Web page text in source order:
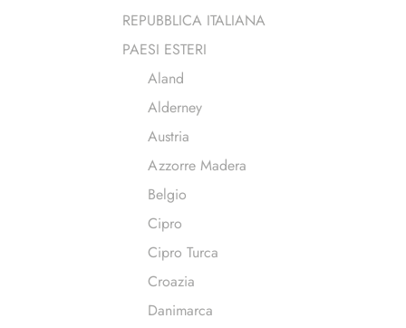
REPUBBLICA ITALIANA
PAESI ESTERI
Aland
Alderney
Austria
Azzorre Madera
Belgio
Cipro
Cipro Turca
Croazia
Danimarca